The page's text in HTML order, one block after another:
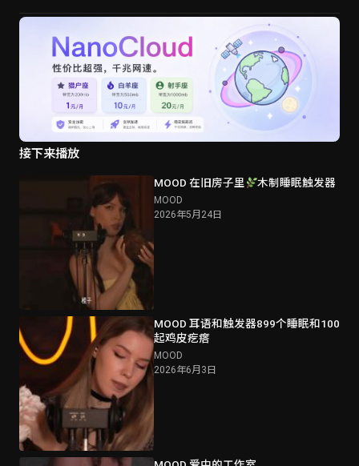
接下来播放
MOOD 在旧房子里 木制睡眠触发器
MOOD
2026年5月24日
MOOD 耳语和触发器899个睡眠和100
起鸡皮疙瘩
MOOD
2026年6月3日